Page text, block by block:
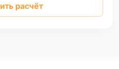
расчёт